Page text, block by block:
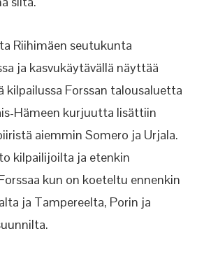
Riihimäen seutukunta
ja kasvukäytävällä näyttää
kilpailussa Forssan talousaluetta
Hämeen kurjuutta lisättiin
aiemmin Somero ja Urjala.
kilpailijoilta ja etenkin
kun on koeteltu ennenkin
ja Tampereelta, Porin ja